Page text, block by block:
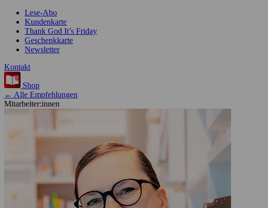
Lese-Abo
Kundenkarte
Thank God It’s Friday
Geschenkkarte
Newsletter
Kontakt
Shop
← Alle Empfehlungen
Mitarbeiter:innen